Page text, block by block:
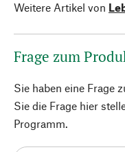
Weitere Artikel von
Frage zum
Sie haben eine Frage
Sie die Frage hier
Programm.